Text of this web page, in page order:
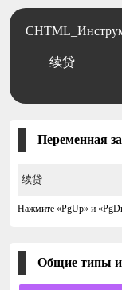
续贷
Переменная
Нажмите «PgUp» и
Общие типы